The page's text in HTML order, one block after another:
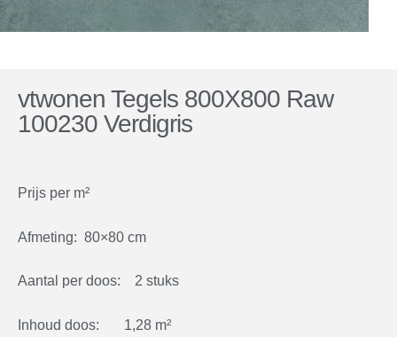
vtwonen Tegels 800X800 Raw
100230 Verdigris
Prijs per m²
Afmeting: 80×80 cm
Aantal per doos: 2 stuks
Inhoud doos: 1,28 m²